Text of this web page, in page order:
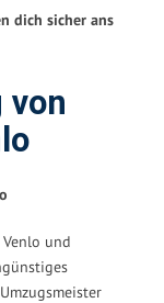
dich sicher ans
und